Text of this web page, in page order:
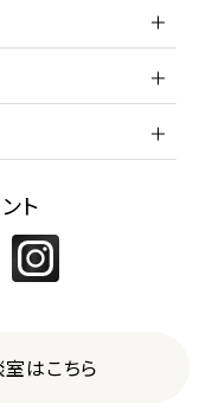
ト
はこちら